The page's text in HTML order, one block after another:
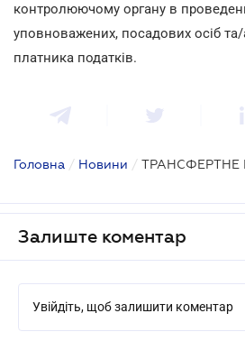
контролюючому органу в
уповноважених, посадових осіб та/
платника податків.
Головна / Новини / ТРАНСФЕРТНЕ
Залиште коментар
Увійдіть, щоб залишити коментар